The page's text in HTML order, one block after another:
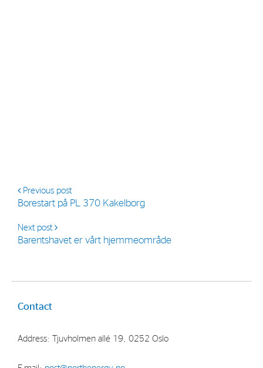
Previous post
Borestart på PL 370 Kakelborg
Next post
Barentshavet er vårt hjemmeområde
Contact
Address: Tjuvholmen allé 19, 0252 Oslo